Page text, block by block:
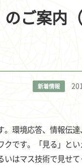
ご案内
新着情報
環境応答、情報伝
です。「見る」と
はマス技術で見せて